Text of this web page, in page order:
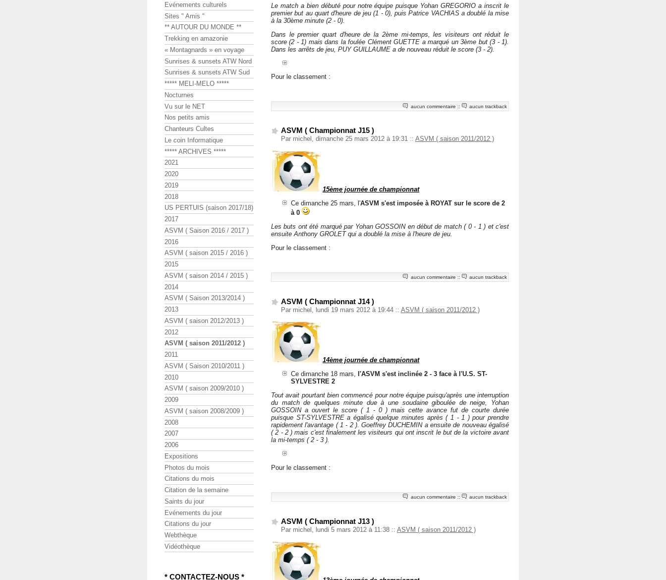
Le match a bien débuté pour notre équipe puisque Yohan GREGORIO a inscrit le
premier but au quart d'heure de jeu (1 - 0), puis Patrice VACHIAS a doublé la mise
à la 30ème minute (2 - 0).
Dans le premier quart d'heure de la 2ème mi-temps, les visiteurs ont réduit le
score (2 - 1) mais dans la foulée Clément GUETTE a marqué un 3ème but (3 - 1).
Dans les arrêts de jeu, PUY GUILLAUME a de nouveau réduit le score (3 - 2).
Pour le classement :
aucun commentaire :: aucun trackback
ASVM ( Championnat J15 )
Par michel, dimanche 25 mars 2012 à 19:31 :: ASVM ( saison 2011/2012 )
15ème journée de championnat
Ce dimanche 25 mars, l'ASVM s'est imposée à ROYAT sur le score de 2
à 0
Les buts ont été marqué par Yohan GOSSOIN en début de match ( 0 - 1 ) et c'est
ensuite Anthony GROLET qui a doublé la mise à l'heure de jeu.
Pour le classement :
aucun commentaire :: aucun trackback
ASVM ( Championnat J14 )
Par michel, lundi 19 mars 2012 à 19:44 :: ASVM ( saison 2011/2012 )
14ème journée de championnat
Ce dimanche 18 mars, l'ASVM s'est inclinée 2 - 3 face à l'U.S. ST-
SYLVESTRE 2
Tout avait pourtant bien commencé pour notre équipe puisqu'après une interruption
du match de quelques minute due à une soudaine giboulée de neige, Yohan
GOSSOIN a ouvert le score ( 1 - 0 ) mais cette avance fut de courte durée
puisque ST-SYLVESTRE a égalisé quelque minutes après ( 1 - 1 ) pour prendre
rapidement l'avantage ( 1 - 2 ). Goeffrey DUCHEMIN a ensuite de nouveau égalisé
( 2 - 2 ) mais c'est finalement les visiteurs qui ont inscrit le but de la victoire avant
la mi-temps ( 2 - 3 ).
Pour le classement :
aucun commentaire :: aucun trackback
ASVM ( Championnat J13 )
Par michel, lundi 5 mars 2012 à 11:38 :: ASVM ( saison 2011/2012 )
Evénements culturels
Sites " Amis "
** AUTOUR DU MONDE **
Trekking en amazonie
« Montagnards » en voyage
Sunrises & sunsets ATW Nord
Sunrises & sunsets ATW Sud
***** MELI-MELO *****
Nocturnes
Vu sur le NET
Nos petits amis
Chanteurs Cultes
Le coin Informatique
***** ARCHIVES *****
2021
2020
2019
2018
US PERTUIS (saison 2017/18)
2017
ASVM ( Saison 2016 / 2017 )
2016
ASVM ( saison 2015 / 2016 )
2015
ASVM ( saison 2014 / 2015 )
2014
ASVM ( Saison 2013/2014 )
2013
ASVM ( saison 2012/2013 )
2012
ASVM ( saison 2011/2012 )
2011
ASVM ( Saison 2010/2011 )
2010
ASVM ( saison 2009/2010 )
2009
ASVM ( saison 2008/2009 )
2008
2007
2006
Expositions
Photos du mois
Citations du mois
Citation de la semaine
Saints du jour
Evénements du jour
Citations du jour
Webthèque
Vidéothèque
* CONTACTEZ-NOUS *